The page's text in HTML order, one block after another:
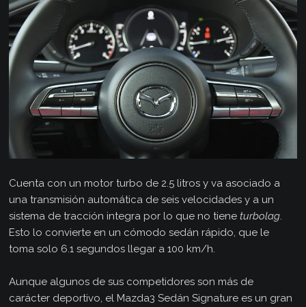
Cuenta con un motor turbo de 2.5 litros y va asociado a
una transmisión automática de seis velocidades y a un
sistema de tracción integra por lo que no tieneturbolag.
Esto lo convierte en un cómodo sedán rápido, que le
toma solo 6.1 segundos llegar a 100 km/h.
Aunque algunos de sus competidores son más de
carácter deportivo, el Mazda3 Sedán Signature es un gran